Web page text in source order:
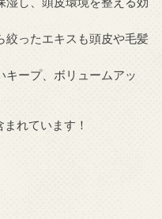
ったエキスも頭皮や毛髪
ープ、ボリュームアッ
れています！